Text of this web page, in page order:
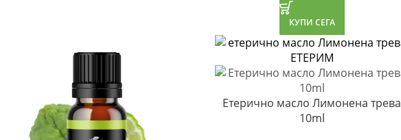
КУПИ СЕГА
Етерично масло Лимонена трева
10ml